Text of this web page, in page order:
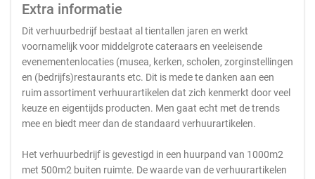
Extra informatie
Dit verhuurbedrijf bestaat al tientallen jaren en werkt
voornamelijk voor middelgrote cateraars en veeleisende
evenementenlocaties (musea, kerken, scholen, zorginstellingen
en (bedrijfs)restaurants etc. Dit is mede te danken aan een
ruim assortiment verhuurartikelen dat zich kenmerkt door veel
keuze en eigentijds producten. Men gaat echt met de trends
mee en biedt meer dan de standaard verhuurartikelen.
Het verhuurbedrijf is gevestigd in een huurpand van 1000m2
met 500m2 buiten ruimte. De waarde van de verhuurartikelen